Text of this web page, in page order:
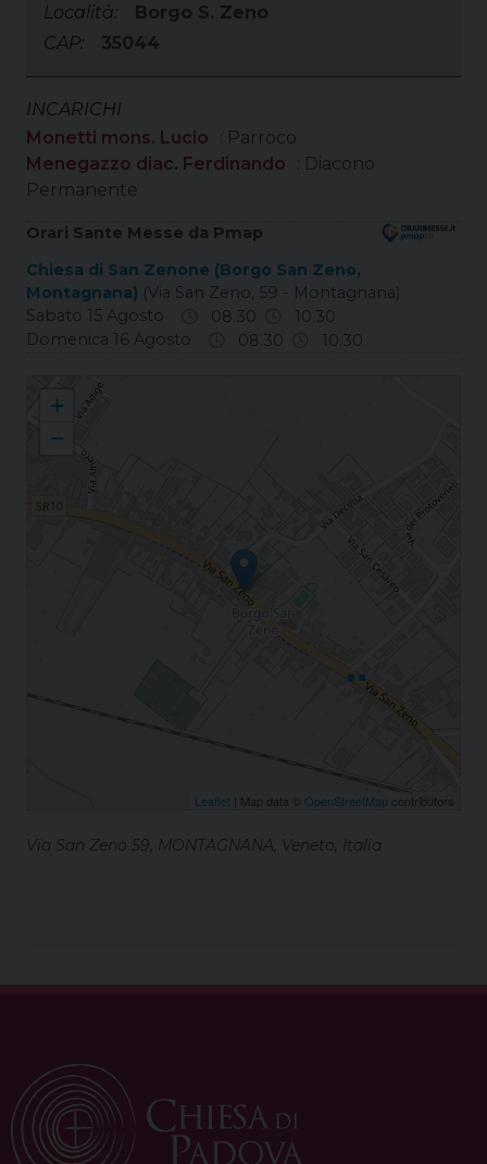
Località:
Borgo S. Zeno
CAP:
35044
INCARICHI
Monetti mons. Lucio
: Parroco
Menegazzo diac. Ferdinando
: Diacono
Permanente
Orari Sante Messe da Pmap
Chiesa di San Zenone (Borgo San Zeno,
Montagnana) (Via San Zeno, 59 - Montagnana)
Sabato 15 Agosto
08.30
10.30
Domenica 16 Agosto
08.30 10.30
Borgo S. Zeno S. Zenone
+
−
Leaflet | Map data © OpenStreetMap contributors
Via San Zeno 59, MONTAGNANA, Veneto, Italia